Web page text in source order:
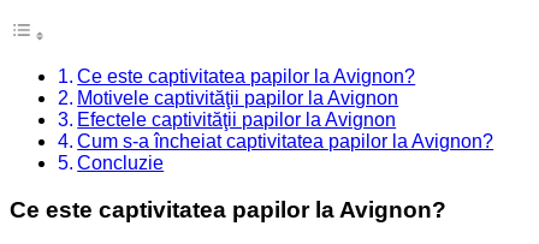
Ce este captivitatea papilor la Avignon?
Motivele captivităţii papilor la Avignon
Efectele captivităţii papilor la Avignon
Cum s-a încheiat captivitatea papilor la Avignon?
Concluzie
Ce este captivitatea papilor la Avignon?